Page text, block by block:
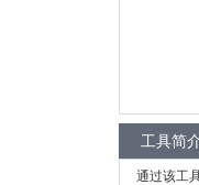
工具简
通过该工